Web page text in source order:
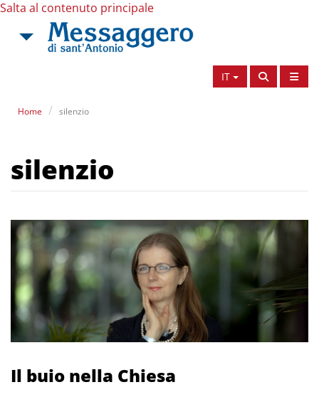
Salta al contenuto principale
IT
Home silenzio
silenzio
Il buio nella Chiesa